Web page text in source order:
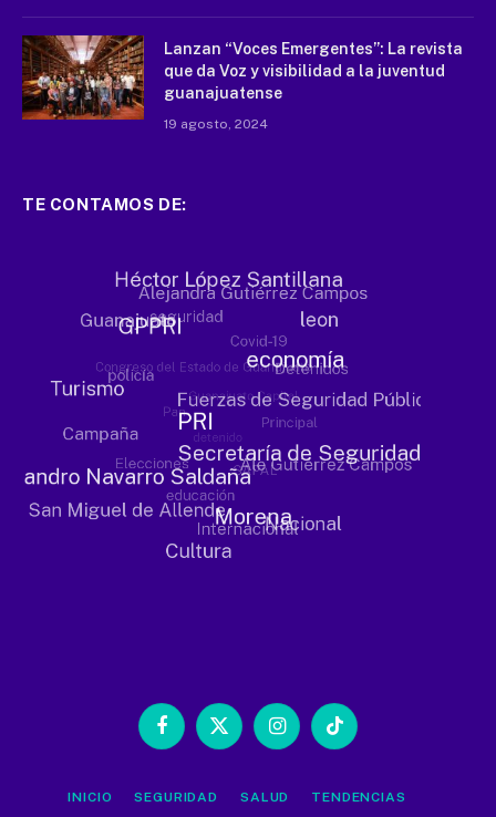
Lanzan “Voces Emergentes”: La revista
que da Voz y visibilidad a la juventud
guanajuatense
19 agosto, 2024
TE CONTAMOS DE:
Facebook
X
InstagramTikTok
INICIO SEGURIDAD SALUD TENDENCIAS